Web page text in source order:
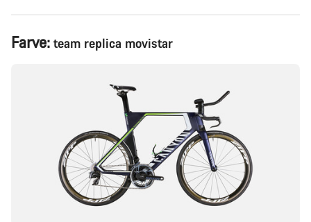
Produktkonfiguration
Farve: team replica movistar